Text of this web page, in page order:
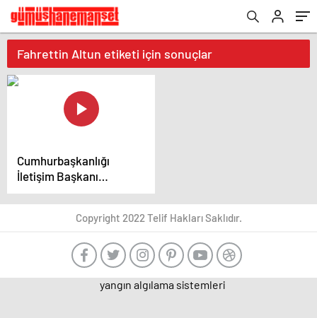
Fahrettin Altun etiketi için sonuçlar
Cumhurbaşkanlığı
İletişim Başkanı
Altun'dan "Büyük
Filistin Mitingi"
paylaşımı – GüncelCopyright 2022 Telif Hakları Saklıdır.
yangın algılama sistemleri